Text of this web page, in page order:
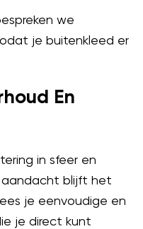
we
je buitenkleed er
En
in sfeer en
blijft het
je eenvoudige en
je direct kunt